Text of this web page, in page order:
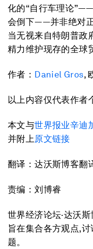
化的“自行车理论
会倒下——并非绝对
当无视来自特朗普政
精力维护现存的全球
作者： Daniel Gros,
以上内容仅代表作者
本文与世界报业辛迪
并附上原文链接
翻译：达沃斯博客翻
责编：刘博睿
世界经济论坛·达沃
旨在集合各方观点,
题。